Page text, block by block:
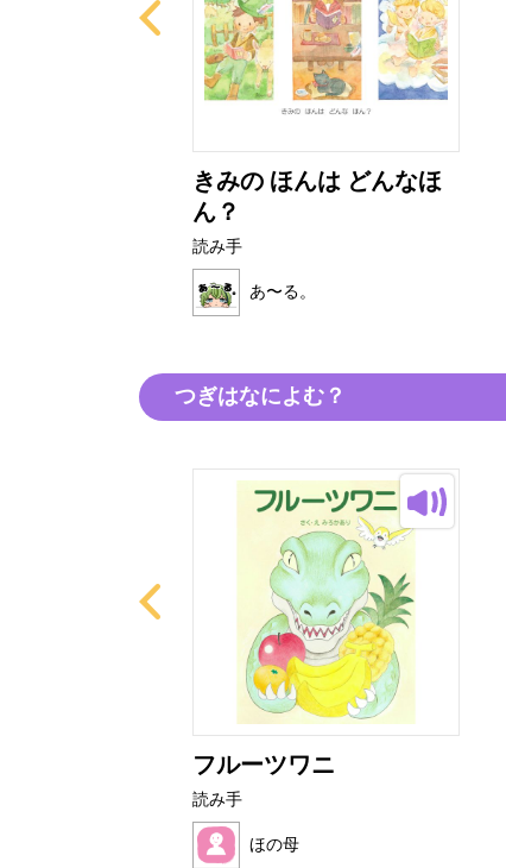
きみの ほんは どんなほ
ん？
読み手
あ〜る。
つぎはなによむ？
フルーツワニ
読み手
ほの母